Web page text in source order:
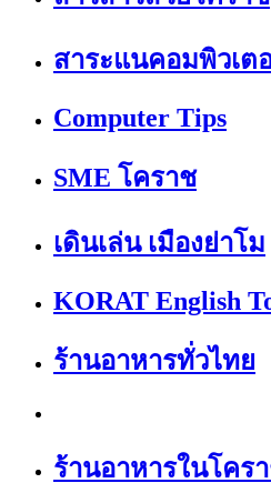
สาระแนคอมพิวเต
Computer Tips
SME โคราช
เดินเล่น เมืองย่าโม
KORAT English
ร้านอาหารทั่วไทย
ร้านอาหารในโคร